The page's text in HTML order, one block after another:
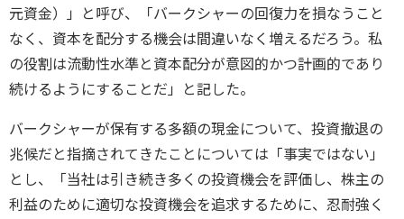
元資金）」と呼び、「バークシャーの回復力を損なうこと
なく、資本を配分する機会は間違いなく増えるだろう。私
の役割は流動性水準と資本配分が意図的かつ計画的であり
続けるようにすることだ」と記した。
バークシャーが保有する多額の現金について、投資撤退の
兆候だと指摘されてきたことについては「事実ではない」
とし、「当社は引き続き多くの投資機会を評価し、株主の
利益のために適切な投資機会を追求するために、忍耐強く